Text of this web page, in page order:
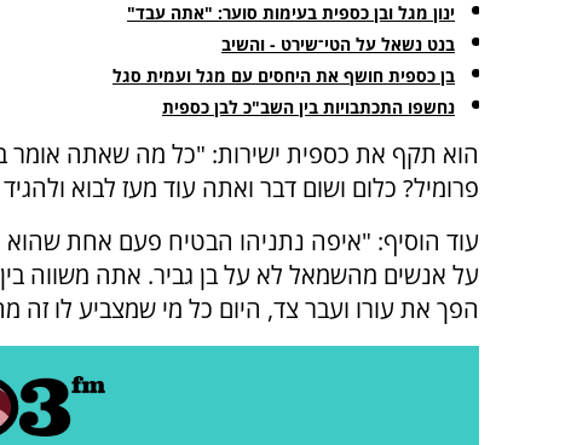
ינון מגל ובן כספית בעימות סוער: "אתה עבד"
בנט נשאל על הטי־שירט - והשיב
בן כספית חושף את היחסים עם מגל ועמית סגל
נחשפו התכתבויות בין השב"כ לבן כספית
הוא תקף את כספית ישירות: "כל מה שאתה אומר
פרומיל? כלום ושום דבר ואתה עוד מעז לבוא
עוד הוסיף: "איפה נתניהו הבטיח פעם אחת שהוא
על אנשים מהשמאל לא על בן גביר. אתה משווה
הפך את עורו ועבר צד, היום כל מי שמצביע לו זה